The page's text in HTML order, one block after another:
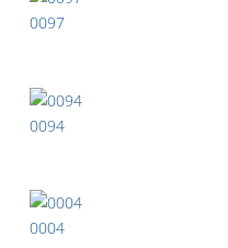
0097
0094
0004